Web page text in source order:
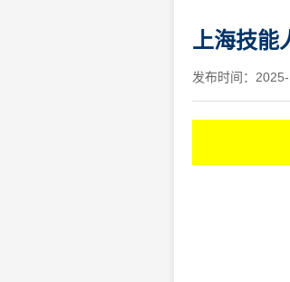
上海技能
发布时间：